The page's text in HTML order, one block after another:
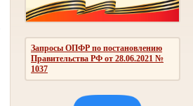
Запросы ОПФР по постановлению
Правительства РФ от 28.06.2021 №
1037